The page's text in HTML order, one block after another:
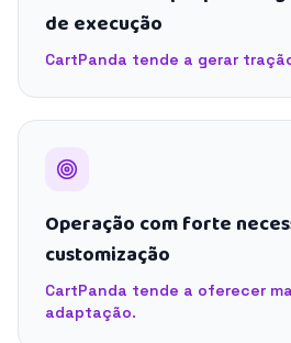
de execução
CartPanda tende a gerar
Operação com forte
customização
CartPanda tende a oferecer
adaptação.